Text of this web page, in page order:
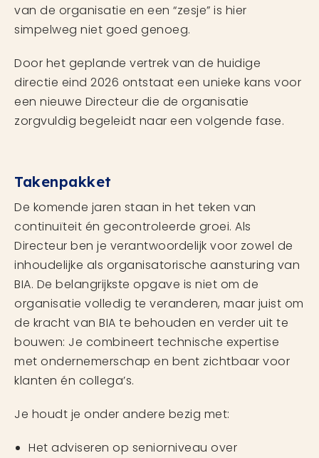
van de organisatie en een “zesje” is hier
simpelweg niet goed genoeg.
Door het geplande vertrek van de huidige
directie eind 2026 ontstaat een unieke kans voor
een nieuwe Directeur die de organisatie
zorgvuldig begeleidt naar een volgende fase.
Takenpakket
De komende jaren staan in het teken van
continuïteit én gecontroleerde groei. Als
Directeur ben je verantwoordelijk voor zowel de
inhoudelijke als organisatorische aansturing van
BIA. De belangrijkste opgave is niet om de
organisatie volledig te veranderen, maar juist om
de kracht van BIA te behouden en verder uit te
bouwen: Je combineert technische expertise
met ondernemerschap en bent zichtbaar voor
klanten én collega’s.
Je houdt je onder andere bezig met:
Het adviseren op seniorniveau over